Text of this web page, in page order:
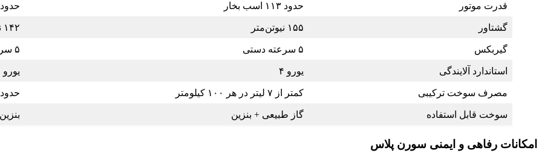
قدرت موتور حدود ۱۱۳ اسب بخار حدود ۱۰۵ اسب
گشتاور ۱۵۵ نیوتن‌متر ۱۴۲ نیوتن‌متر
گیربکس ۵ سرعته دستی ۵ سرعته دستی
استاندارد آلایندگی یورو ۴ یورو ۴
مصرف سوخت ترکیبی کمتر از ۷ لیتر در هر ۱۰۰ کیلومتر حدود ۸ لیتر در هر ۱۰۰
سوخت قابل استفاده گاز طبیعی + بنزین بنزین
امکانات رفاهی و ایمنی سورن پلاس